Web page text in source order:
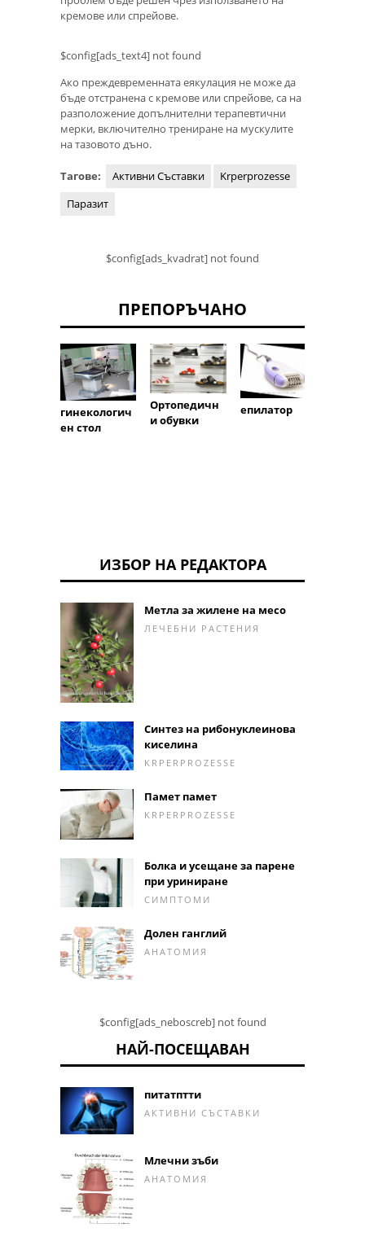
кремове или спрейове.
$config[ads_text4] not found
Ако преждевременната еякулация не може да
бъде отстранена с кремове или спрейове, са на
разположение допълнителни терапевтични
мерки, включително трениране на мускулите
на тазовото дъно.
Тагове: Активни Съставки
Krperprozesse
Паразит
$config[ads_kvadrat] not found
ПРЕПОРЪЧАНО
гинекологич
ен стол
Ортопедичн
и обувки
епилатор
ИЗБОР НА РЕДАКТОРА
Метла за жилене на месо
ЛЕЧЕБНИ РАСТЕНИЯ
Синтез на рибонуклеинова
киселина
KRPERPROZESSE
Памет памет
KRPERPROZESSE
Болка и усещане за парене
при уриниране
СИМПТОМИ
Долен ганглий
АНАТОМИЯ
$config[ads_neboscreb] not found
НАЙ-ПОСЕЩАВАН
питатптти
АКТИВНИ СЪСТАВКИ
Млечни зъби
АНАТОМИЯ